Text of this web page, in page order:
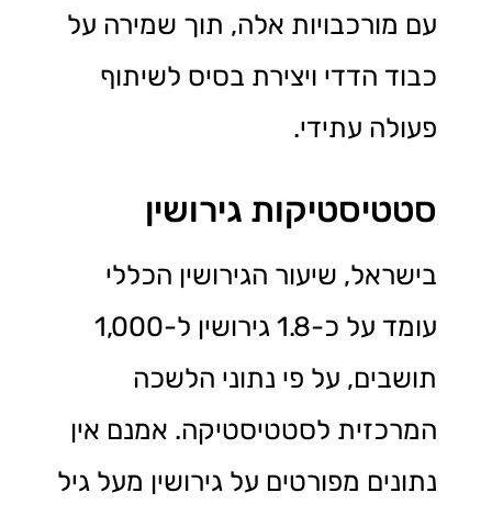
עם מורכבויות אלה, תוך שמירה על
כבוד הדדי ויצירת בסיס לשיתוף
פעולה עתידי.
סטטיסטיקות גירושין
בישראל, שיעור הגירושין הכללי
עומד על כ-1.8 גירושין ל-1,000
תושבים, על פי נתוני הלשכה
המרכזית לסטטיסטיקה. אמנם אין
נתונים מפורטים על גירושין מעל גיל